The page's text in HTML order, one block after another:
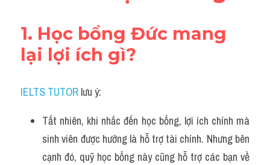
Reading
Vocabulary
1. Học bổng Đức mang
lại lợi ích gì?
IELTS TUTOR lưu ý:
Tất nhiên, khi nhắc đến học bổng, lợi ích chính mà
sinh viên được hưởng là hỗ trợ tài chính. Nhưng bên
cạnh đó, quỹ học bổng này cũng hỗ trợ các bạn về